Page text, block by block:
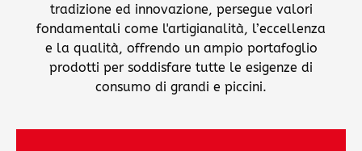
tradizione ed innovazione, persegue valori
fondamentali come l'artigianalità, l’eccellenza
e la qualità, offrendo un ampio portafoglio
prodotti per soddisfare tutte le esigenze di
consumo di grandi e piccini.